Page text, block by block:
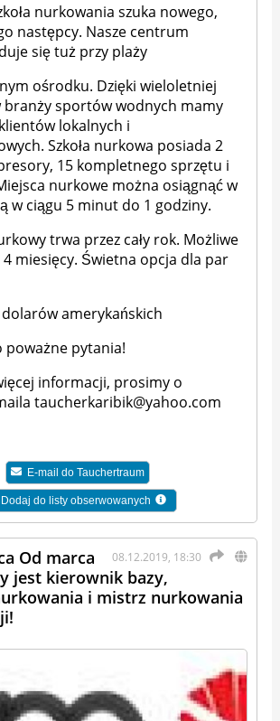
nurkowania szuka nowego,
następcy. Nasze centrum
się tuż przy plaży
ośrodku. Dzięki wieloletniej
branży sportów wodnych mamy
lokalnych i
Szkoła nurkowa posiada 2
15 kompletnego sprzętu i
nurkowe można osiągnąć w
w ciągu 5 minut do 1 godziny.
trwa przez cały rok. Możliwe
4 miesięcy. Świetna opcja dla par
dolarów amerykańskich
poważne pytania!
informacji, prosimy o
taucherkaribik@yahoo.com
E-mail do Tauchertraum
Dodaj do listy obserwowanych
08.12.2019, 18:30
Od marca
jest kierownik bazy,
i mistrz nurkowania